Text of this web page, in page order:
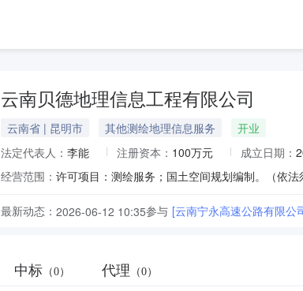
云南贝德地理信息工程有限公司
云南省 | 昆明市 其他测绘地理信息服务
开业
法定代表人： 李能 注册资本： 100万元 成立日期：
经营范围：
最新动态： 2026-06-12 10:35参与 [云南宁永高速公路有限公
中标 （0） 代理 （0）